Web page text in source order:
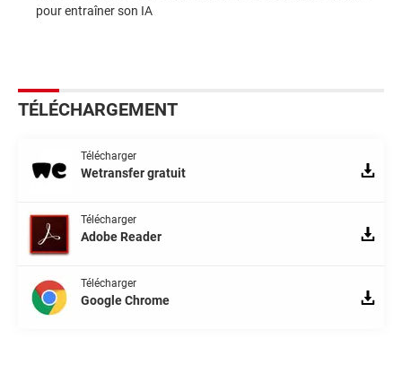
pour entraîner son IA
TÉLÉCHARGEMENT
Télécharger
Wetransfer gratuit
Télécharger
Adobe Reader
Télécharger
Google Chrome